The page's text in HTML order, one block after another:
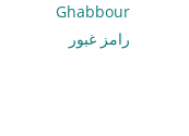
Ghabbour
رامز غبور